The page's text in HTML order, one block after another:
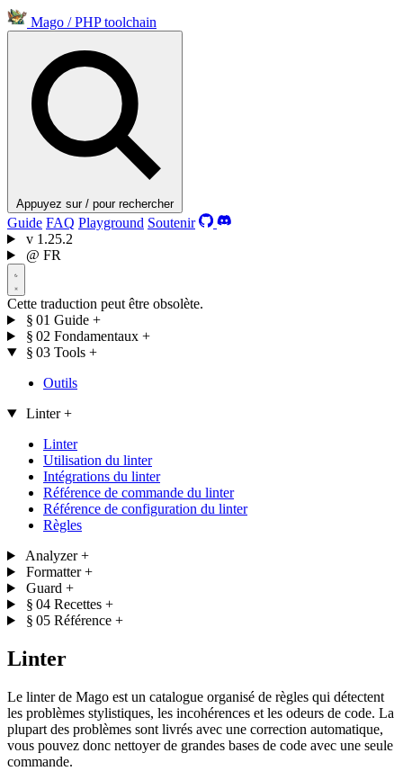
Mago / PHP toolchain
Appuyez sur / pour rechercher
Guide FAQ Playground Soutenir
v 1.25.2
@ FR
Cette traduction peut être obsolète.
§ 01 Guide +
§ 02 Fondamentaux +
§ 03 Tools +
Outils
Linter +
Linter
Utilisation du linter
Intégrations du linter
Référence de commande du linter
Référence de configuration du linter
Règles
Analyzer +
Formatter +
Guard +
§ 04 Recettes +
§ 05 Référence +
Linter
Le linter de Mago est un catalogue organisé de règles qui détectent
les problèmes stylistiques, les incohérences et les odeurs de code. La
plupart des problèmes sont livrés avec une correction automatique,
vous pouvez donc nettoyer de grandes bases de code avec une seule
commande.